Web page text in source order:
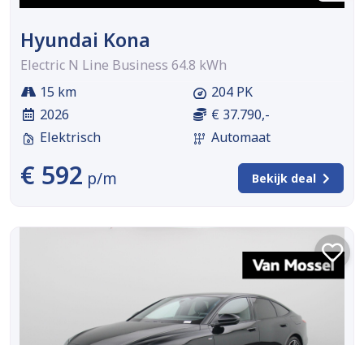
Hyundai Kona
Electric N Line Business 64.8 kWh
15 km
2026
Elektrisch
204 PK
€ 37.790,-
Automaat
€ 592 p/m Bekijk deal